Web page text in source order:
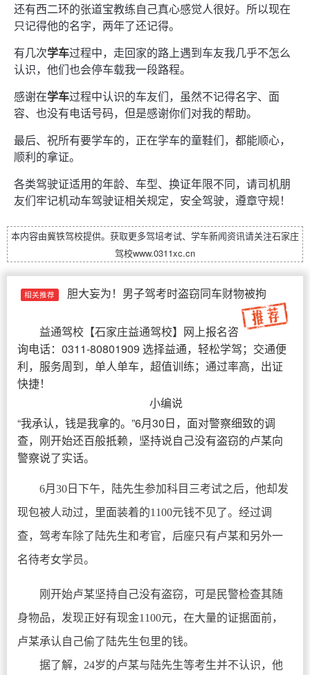
还有西二环的张道宝教练自己真心感觉人很好。所以现在
只记得他的名字，两年了还记得。
有几次学车过程中，走回家的路上遇到车友我几乎不怎么
认识，他们也会停车载我一段路程。
感谢在学车过程中认识的车友们，虽然不记得名字、面
容、也没有电话号码，但是感谢你们对我的帮助。
最后、祝所有要学车的，正在学车的童鞋们，都能顺心，
顺利的拿证。
各类驾驶证适用的年龄、车型、换证年限不同，请司机朋
友们牢记机动车驾驶证相关规定，安全驾驶，遵章守规！
本内容由冀铁驾校提供。获取更多驾培考试、学车新闻资讯请关注石家庄
驾校www.0311xc.cn
相关推荐 胆大妄为！男子驾考时盗窃同车财物被拘
益通驾校 【石家庄益通驾校】网上报名咨
询电话：0311-80801909 选择益通，轻松学驾；交通便
利，服务周到，单人单车，超值训练；通过率高，出证
快捷！
小编说
“我承认，钱是我拿的。”6月30日，面对警察细致的调
查，刚开始还百般抵赖，坚持说自己没有盗窃的卢某向
警察说了实话。
6月30日下午，陆先生参加科目三考试之后，他却发
现包被人动过，里面装着的1100元钱不见了。经过调
查，驾考车除了陆先生和考官，后座只有卢某和另外一
名待考女学员。
刚开始卢某坚持自己没有盗窃，可是民警检查其随
身物品，发现正好有现金1100元，在大量的证据面前，
卢某承认自己偷了陆先生包里的钱。
据了解，24岁的卢某与陆先生等考生并不认识，他